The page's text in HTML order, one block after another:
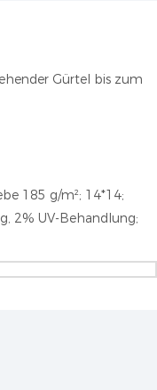
Gürtel bis zum
185 g/m²; 14*14;
2% UV-Behandlung;